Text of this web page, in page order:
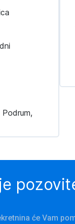
će Vam